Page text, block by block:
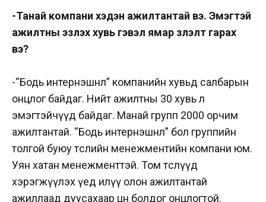
-Танай компани хэдэн ажилтантай вэ. Эмэгтэй
ажилтны эзлэх хувь гэвэл ямар үзүүлэлт гарах
вэ?
-“Бодь интернэшнл” компанийн хувьд салбарын
онцлог байдаг. Нийт ажилтны 30 хувь л
эмэгтэйчүүд байдаг. Манай групп 2000 орчим
ажилтантай. “Бодь интернэшнл” бол группийн
толгой буюу төслийн менежментийн компани юм.
Уян хатан менежменттэй. Том төслүүд
хэрэгжүүлэх үед илүү олон ажилтантай
ажиллаад дуусахаар цөөн болдог онцлогтой.